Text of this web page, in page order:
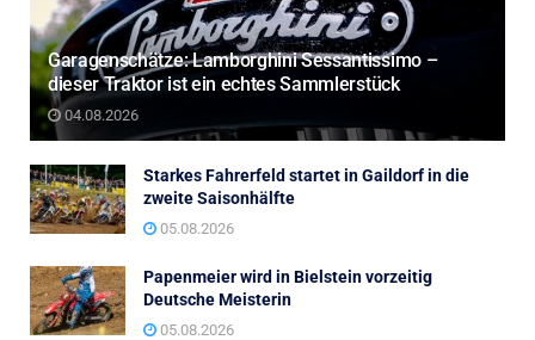
Garagenschätze: Lamborghini Sessantissimo –
dieser Traktor ist ein echtes Sammlerstück
04.08.2026
Starkes Fahrerfeld startet in Gaildorf in die
zweite Saisonhälfte
05.08.2026
Papenmeier wird in Bielstein vorzeitig
Deutsche Meisterin
05.08.2026